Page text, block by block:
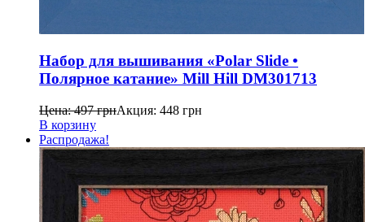
Набор для вышивания «Polar Slide •
Полярное катание» Mill Hill DM301713
Цена:497грнАкция: 448 грн
В корзину
Распродажа!